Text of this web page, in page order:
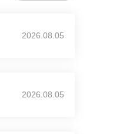
2026.08.05
2026.08.05